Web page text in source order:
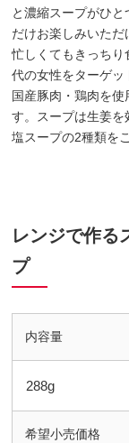
と濃縮スープがひ
だけお楽しみいただ
忙しくてもきっち
代の女性をターゲッ
国産豚肉・鶏肉を
す。スープは生姜を
塩スープの2種類を
レンジで作る
プ
内容量
288g
希望小売価格